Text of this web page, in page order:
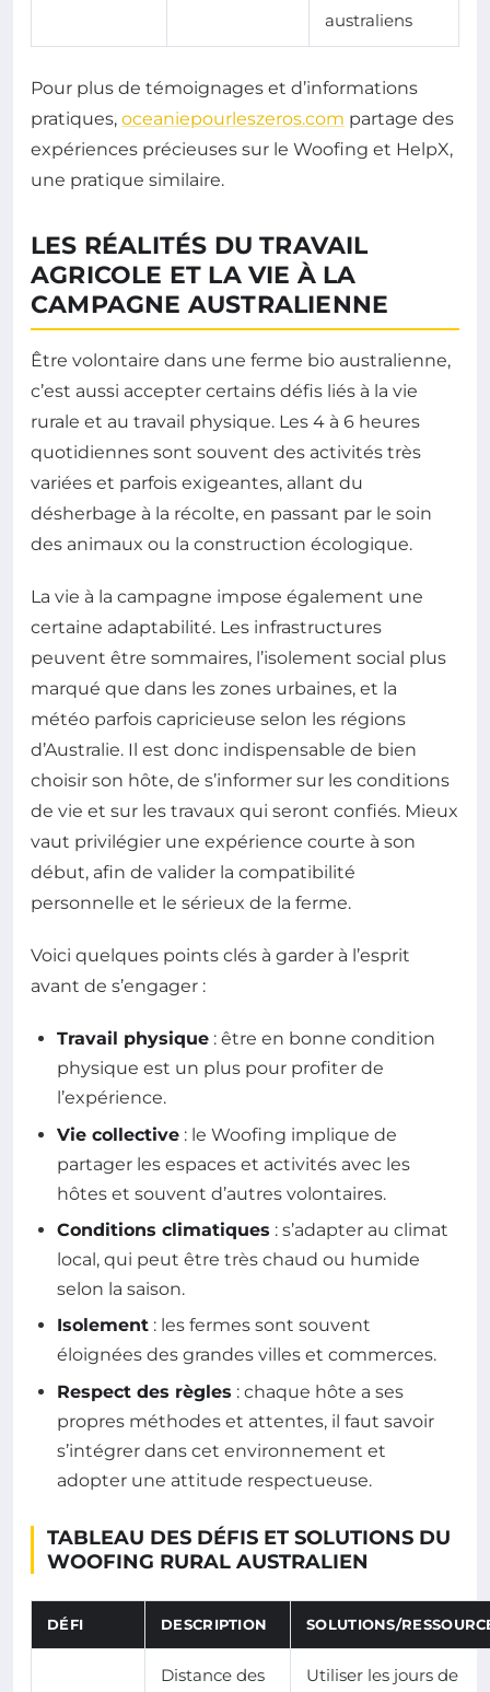
australiens
Pour plus de témoignages et d’informations
pratiques, oceaniepourleszeros.com partage des
expériences précieuses sur le Woofing et HelpX,
une pratique similaire.
LES RÉALITÉS DU TRAVAIL
AGRICOLE ET LA VIE À LA
CAMPAGNE AUSTRALIENNE
Être volontaire dans une ferme bio australienne,
c’est aussi accepter certains défis liés à la vie
rurale et au travail physique. Les 4 à 6 heures
quotidiennes sont souvent des activités très
variées et parfois exigeantes, allant du
désherbage à la récolte, en passant par le soin
des animaux ou la construction écologique.
La vie à la campagne impose également une
certaine adaptabilité. Les infrastructures
peuvent être sommaires, l’isolement social plus
marqué que dans les zones urbaines, et la
météo parfois capricieuse selon les régions
d’Australie. Il est donc indispensable de bien
choisir son hôte, de s’informer sur les conditions
de vie et sur les travaux qui seront confiés. Mieux
vaut privilégier une expérience courte à son
début, afin de valider la compatibilité
personnelle et le sérieux de la ferme.
Voici quelques points clés à garder à l’esprit
avant de s’engager :
Travail physique : être en bonne condition
physique est un plus pour profiter de
l’expérience.
Vie collective : le Woofing implique de
partager les espaces et activités avec les
hôtes et souvent d’autres volontaires.
Conditions climatiques : s’adapter au climat
local, qui peut être très chaud ou humide
selon la saison.
Isolement : les fermes sont souvent
éloignées des grandes villes et commerces.
Respect des règles : chaque hôte a ses
propres méthodes et attentes, il faut savoir
s’intégrer dans cet environnement et
adopter une attitude respectueuse.
TABLEAU DES DÉFIS ET SOLUTIONS DU
WOOFING RURAL AUSTRALIEN
DÉFI DESCRIPTION SOLUTIONS/
Distance des
Utiliser les jours de